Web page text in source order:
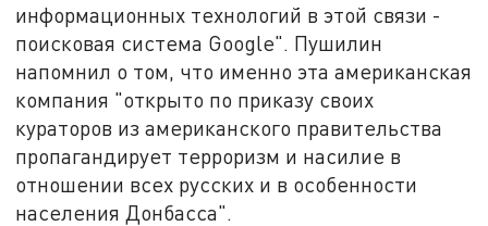
информационных технологий в этой связи -
поисковая система Google". Пушилин
напомнил о том, что именно эта американская
компания "открыто по приказу своих
кураторов из американского правительства
пропагандирует терроризм и насилие в
отношении всех русских и в особенности
населения Донбасса".